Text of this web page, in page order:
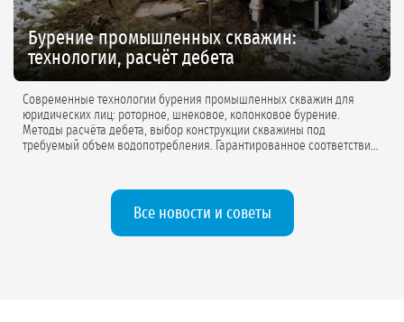
Бурение промышленных скважин:
технологии, расчёт дебета
Современные технологии бурения промышленных скважин для
юридических лиц: роторное, шнековое, колонковое бурение.
Методы расчёта дебета, выбор конструкции скважины под
требуемый объем водопотребления. Гарантированное соответствие
Все новости и советы